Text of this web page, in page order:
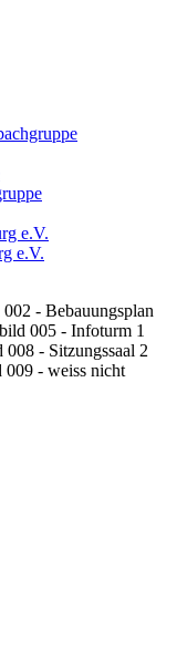
e.V.
e.V.